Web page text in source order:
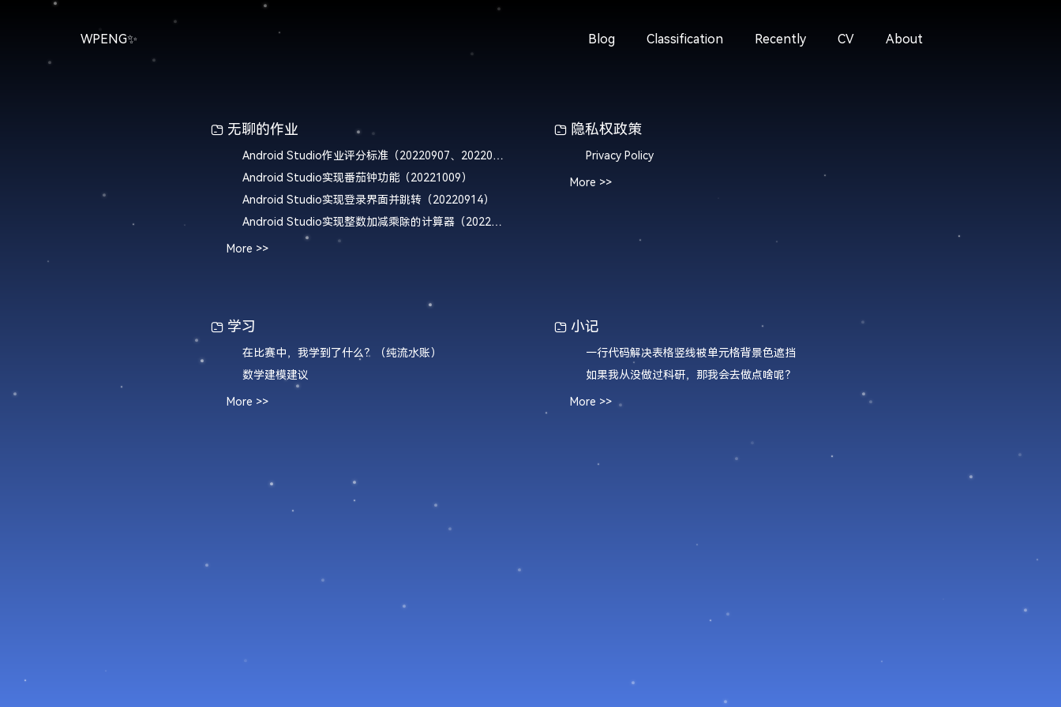
WPENG✨ Blog Classification Recently CV About
无聊的作业
Android Studio作业评分标准（20220907、20220914、20221009）
Android Studio实现番茄钟功能（20221009）
Android Studio实现登录界面并跳转（20220914）
Android Studio实现整数加减乘除的计算器（20220907）
More >>
隐私权政策
Privacy Policy
More >>
学习
在比赛中，我学到了什么？（纯流水账）
数学建模建议
More >>
小记
一行代码解决表格竖线被单元格背景色遮挡
如果我从没做过科研，那我会去做点啥呢？
More >>